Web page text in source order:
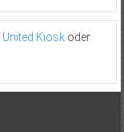
United Kioskoder